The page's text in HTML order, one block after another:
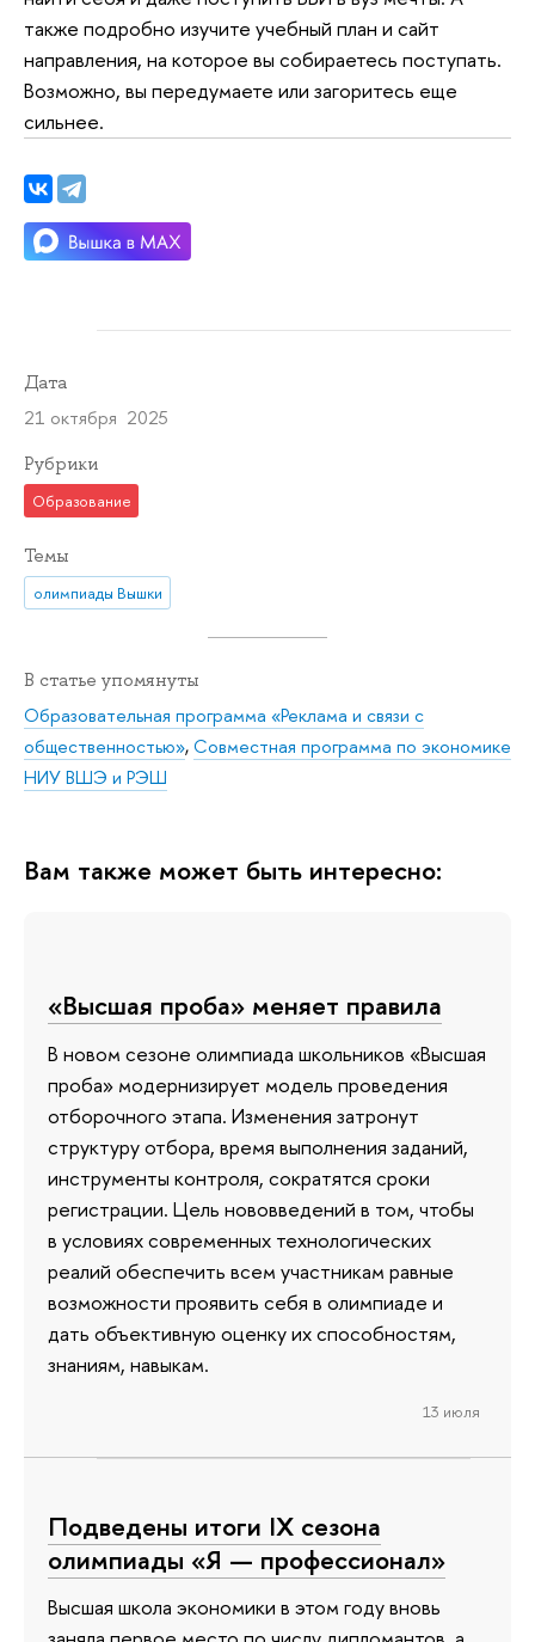
также подробно изучите учебный план и сайт
направления, на которое вы собираетесь поступать.
Возможно, вы передумаете или загоритесь еще
сильнее.
Дата
21 октября 2025
Рубрики
Образование
Темы
олимпиады Вышки
В статье упомянуты
Образовательная программа «Реклама и связи с
общественностью»,Совместная программа по экономике
НИУ ВШЭ и РЭШ
Вам также может быть интересно:
«Высшая проба» меняет правила
В новом сезоне олимпиада школьников «Высшая
проба» модернизирует модель проведения
отборочного этапа. Изменения затронут
структуру отбора, время выполнения заданий,
инструменты контроля, сократятся сроки
регистрации. Цель нововведений в том, чтобы
в условиях современных технологических
реалий обеспечить всем участникам равные
возможности проявить себя в олимпиаде и
дать объективную оценку их способностям,
знаниям, навыкам.
13 июля
Подведены итоги IX сезона
олимпиады «Я — профессионал»
Высшая школа экономики в этом году вновь